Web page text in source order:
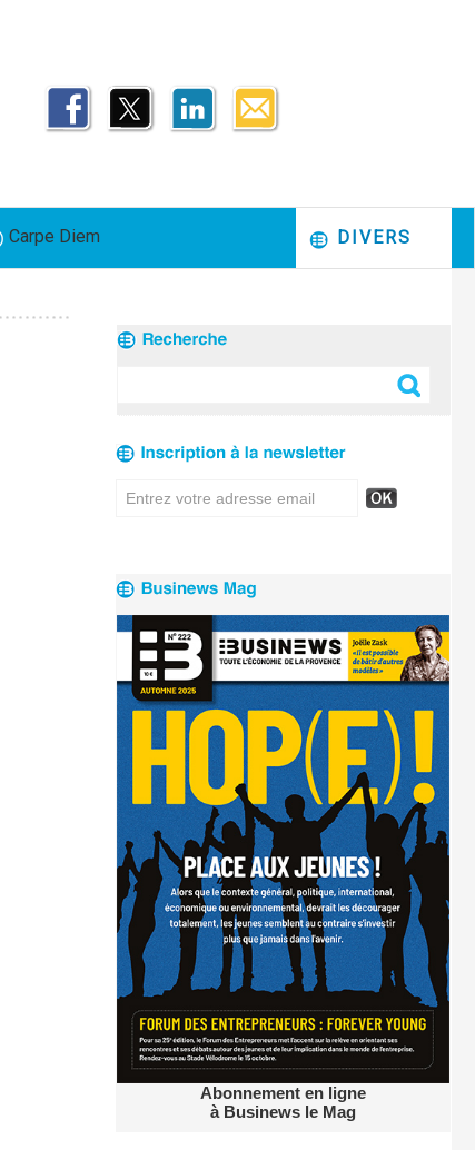
Carpe Diem DIVERS
Abonnement en ligne
à Businews le Mag